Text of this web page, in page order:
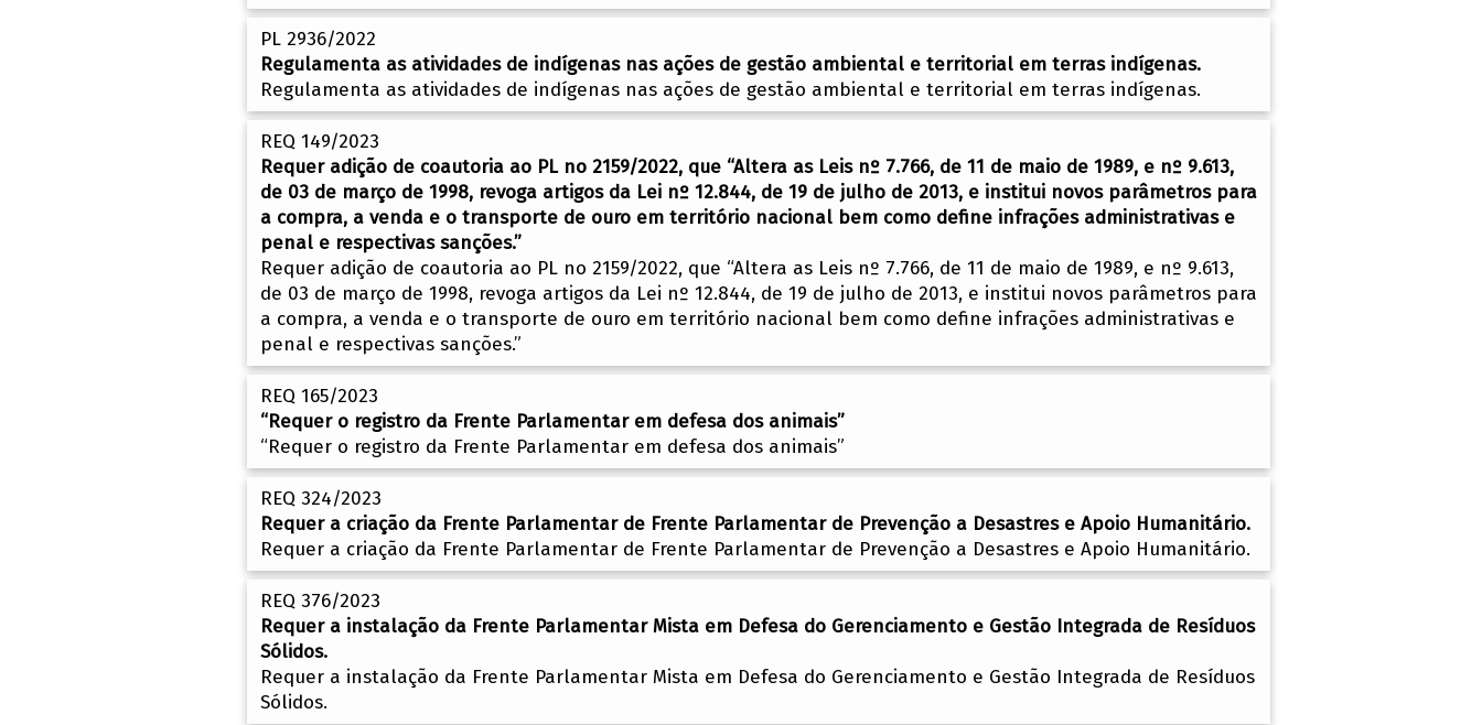
PL 2936/2022
Regulamenta as atividades de indígenas nas ações de gestão ambiental e territorial em terras indígenas.
Regulamenta as atividades de indígenas nas ações de gestão ambiental e territorial em terras indígenas.
REQ 149/2023
Requer adição de coautoria ao PL no 2159/2022, que “Altera as Leis nº 7.766, de 11 de maio de 1989, e nº 9.613,
de 03 de março de 1998, revoga artigos da Lei nº 12.844, de 19 de julho de 2013, e institui novos parâmetros para
a compra, a venda e o transporte de ouro em território nacional bem como define infrações administrativas e
penal e respectivas sanções.”
Requer adição de coautoria ao PL no 2159/2022, que “Altera as Leis nº 7.766, de 11 de maio de 1989, e nº 9.613,
de 03 de março de 1998, revoga artigos da Lei nº 12.844, de 19 de julho de 2013, e institui novos parâmetros para
a compra, a venda e o transporte de ouro em território nacional bem como define infrações administrativas e
penal e respectivas sanções.”
REQ 165/2023
“Requer o registro da Frente Parlamentar em defesa dos animais”
“Requer o registro da Frente Parlamentar em defesa dos animais”
REQ 324/2023
Requer a criação da Frente Parlamentar de Frente Parlamentar de Prevenção a Desastres e Apoio Humanitário.
Requer a criação da Frente Parlamentar de Frente Parlamentar de Prevenção a Desastres e Apoio Humanitário.
REQ 376/2023
Requer a instalação da Frente Parlamentar Mista em Defesa do Gerenciamento e Gestão Integrada de Resíduos
Sólidos.
Requer a instalação da Frente Parlamentar Mista em Defesa do Gerenciamento e Gestão Integrada de Resíduos
Sólidos.